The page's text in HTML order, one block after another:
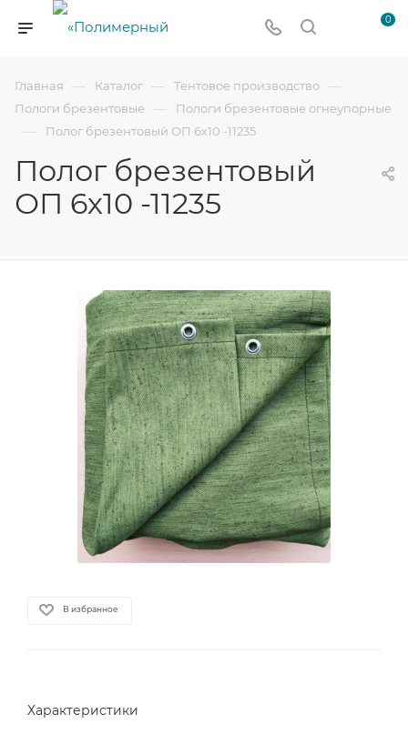
0
Главная — Каталог — Тентовое производство —
Пологи брезентовые — Пологи брезентовые огнеупорные
— Полог брезентовый ОП 6х10 -11235
Полог брезентовый
ОП 6х10 -11235
В избранное
Характеристики